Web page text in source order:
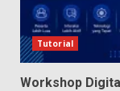
Tutorial
Workshop